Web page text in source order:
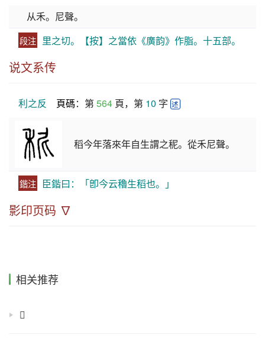
从禾。尼聲。
段注 里之切。【按】之當依《廣韵》作脂。十五部。
说文系传
利之反 頁碼：第 564 頁，第 10 字 述
稻今年落來年自生謂之秜。從禾尼聲。
鍇注 臣鍇曰：「卽今云穭生稻也。」
影印页码 ∇
相关推荐
𡕗